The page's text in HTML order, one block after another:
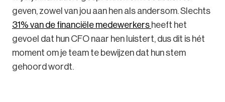
geven, zowel van jou aan hen als andersom. Slechts
31% van de financiële medewerkers heeft het
gevoel dat hun CFO naar hen luistert, dus dit is hét
moment om je team te bewijzen dat hun stem
gehoord wordt.